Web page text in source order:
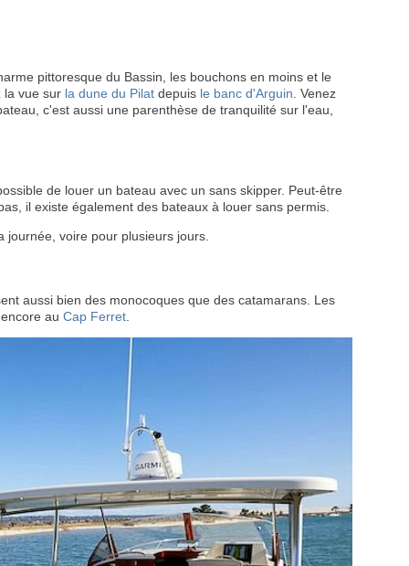
pittoresque du Bassin, les bouchons en moins et le
la vue sur la dune du Pilat depuis le banc d'Arguin . Venez
c'est aussi une parenthèse de tranquilité sur l'eau,
de louer un bateau avec un sans skipper. Peut-être
il existe également des bateaux à louer sans permis.
voire pour plusieurs jours.
aussi bien des monocoques que des catamarans. Les
au Cap Ferret